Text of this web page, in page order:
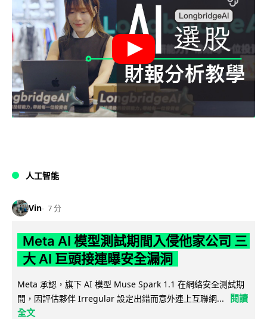
人工智能
Vin 7 分
Meta AI 模型測試期間入侵他家公司 三
大 AI 巨頭接連曝安全漏洞
Meta 承認，旗下 AI 模型 Muse Spark 1.1 在網絡安全測試期
間，因評估夥伴 Irregular 設定出錯而意外連上互聯網...
閱讀
全文